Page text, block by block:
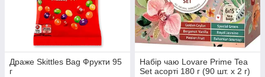
Драже Skittles Bag Фрукти 95
г
Набір чаю Lovare Prime Tea
Set асорті 180 г (90 шт. х 2 г)